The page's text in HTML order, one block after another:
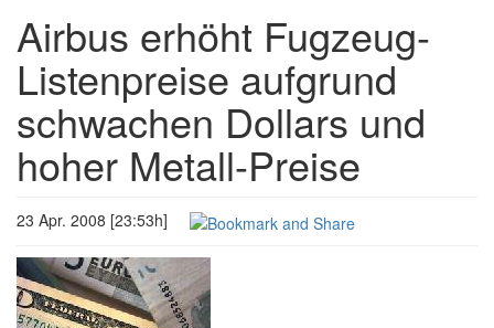
Airbus erhöht Fugzeug-
Listenpreise aufgrund
schwachen Dollars und
hoher Metall-Preise
23 Apr. 2008 [23:53h]